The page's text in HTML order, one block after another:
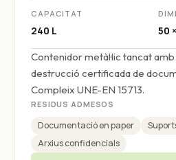
CAPACITAT
240 L
50
Contenidor metàl·lic tancat
destrucció certificada de
Compleix UNE-EN 15713.
RESIDUS ADMESOS
Documentació en paper
Arxius confidencials